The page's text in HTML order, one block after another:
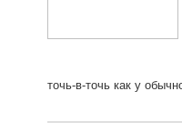
точь-в-точь как у